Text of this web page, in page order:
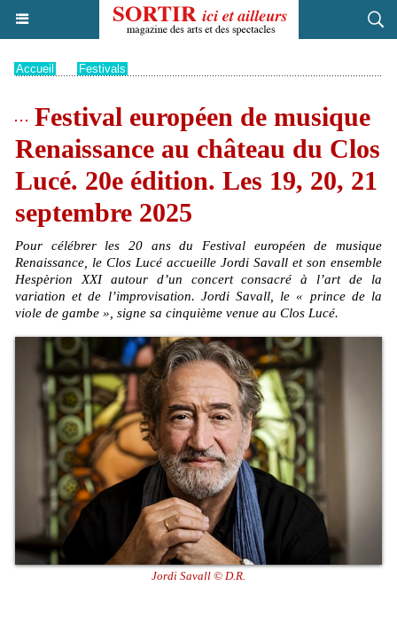
Accueil Festivals
Festival européen de musique
Renaissance au château du Clos
Lucé. 20e édition. Les 19, 20, 21
septembre 2025
Pour célébrer les 20 ans du Festival européen de musique
Renaissance, le Clos Lucé accueille Jordi Savall et son ensemble
Hespèrion XXI autour d’un concert consacré à l’art de la
variation et de l’improvisation. Jordi Savall, le « prince de la
viole de gambe », signe sa cinquième venue au Clos Lucé.
Jordi Savall © D.R.